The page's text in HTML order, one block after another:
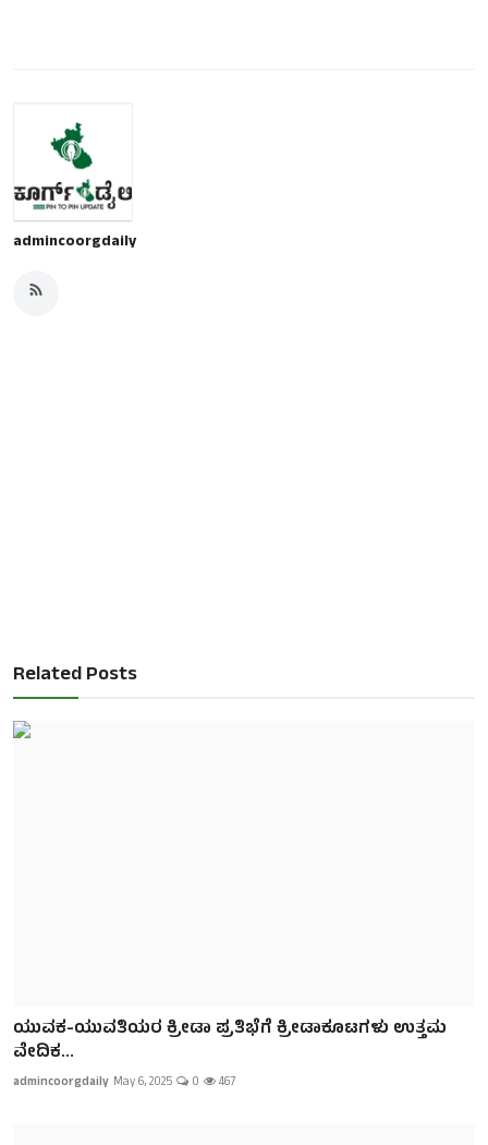
admincoorgdaily
Related Posts
ಯುವಕ-ಯುವತಿಯರ ಕ್ರೀಡಾ ಪ್ರತಿಭೆಗೆ ಕ್ರೀಡಾಕೂಟಗಳು ಉತ್ತಮ
ವೇದಿಕ...
admincoorgdaily May 6, 2025 0 467